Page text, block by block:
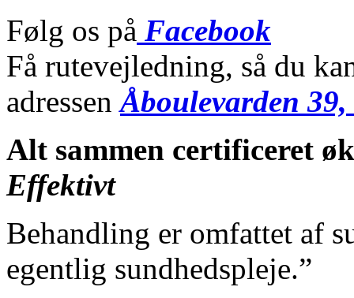
Følg os på Facebook
Få rutevejledning, så du
adressenÅboulevarden
Alt sammen certificeret
Effektivt
Behandling er omfattet af
egentlig sundhedspleje.”